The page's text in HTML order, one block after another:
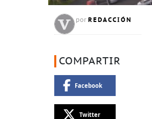
por REDACCIÓN
COMPARTIR
Facebook
Twitter